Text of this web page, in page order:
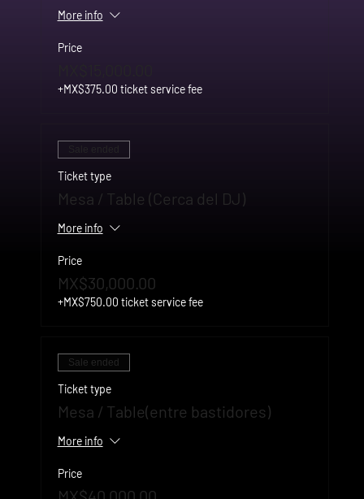
More info
Price
+MX$375.00 ticket service fee
Ticket type
Mesa / Table (Cerca del DJ)
More info
Price
MX$30,000.00
+MX$750.00 ticket service fee
Sale ended
Ticket type
Mesa / Table(entre bastidores)
More info
Price